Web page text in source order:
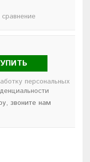
персональных
звоните нам